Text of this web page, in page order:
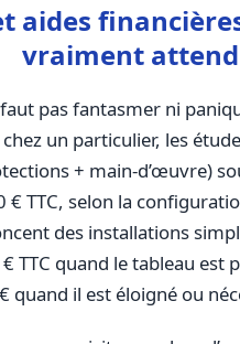
aides
vraiment
pas fantasmer ni
un particulier, les
+ main-d’œuvre)
€ TTC, selon la
des installations
TTC quand le tableau est
quand il est éloigné ou